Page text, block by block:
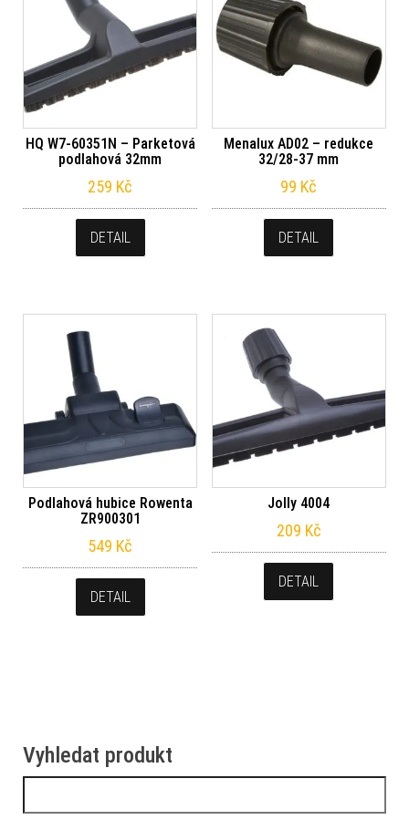
HQ W7-60351N – Parketová
podlahová 32mm
259 Kč
DETAIL
Menalux AD02 – redukce
32/28-37 mm
99 Kč
DETAIL
Podlahová hubice Rowenta
ZR900301
549 Kč
DETAIL
Jolly 4004
209 Kč
DETAIL
Vyhledat produkt